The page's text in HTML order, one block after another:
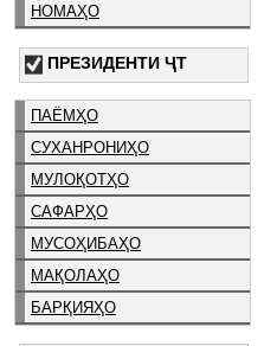
НОМАҲО
ПРЕЗИДЕНТИ ҶТ
ПАЁМҲО
СУХАНРОНИҲО
МУЛОҚОТҲО
САФАРҲО
МУСОҲИБАҲО
МАҚОЛАҲО
БАРҚИЯҲО